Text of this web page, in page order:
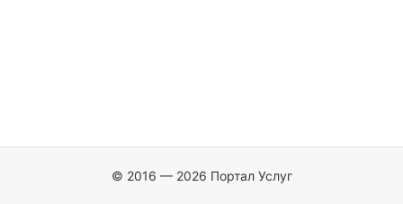
© 2016 — 2026 Портал Услуг